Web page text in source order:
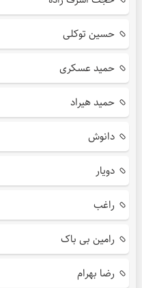
حسین توکلی
حمید عسکری
حمید هیراد
دانوش
دویار
راغب
رامین بی باک
رضا بهرام